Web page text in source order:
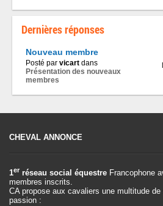
Dernières réponses
Nouveau membre
Posté par vicart dans
Présentation des nouveaux
membres
CHEVAL ANNONCE
1er réseau social équestre Francophone
membres inscrits.
CA propose aux cavaliers une multitude de
passion :